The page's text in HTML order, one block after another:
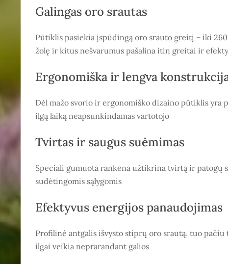
Galingas oro srautas
Pūtiklis pasiekia įspūdingą oro srauto greitį – iki
žolę ir kitus nešvarumus pašalina itin greitai ir
Ergonomiška ir lengva
Dėl mažo svorio ir ergonomiško dizaino pūtiklis yra
ilgą laiką neapsunkindamas vartotojo
Tvirtas ir saugus suėmimas
Speciali gumuota rankena užtikrina tvirtą ir patogų
sudėtingomis sąlygomis
Efektyvus energijos panaudojimas
Profilinė antgalis išvysto stiprų oro srautą, tuo pačiu
ilgai veikia neprarandant galios